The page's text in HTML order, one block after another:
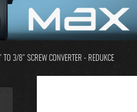
TO 3/8" SCREW CONVERTER - REDUKCE